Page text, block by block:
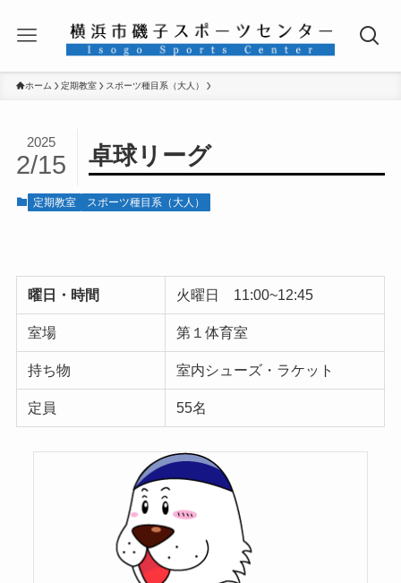
ホーム 定期教室 スポーツ種目系（大人）
卓球リーグ
2025
2/15
定期教室 スポーツ種目系（大人）
曜日・時間 火曜日 11:00~12:45
室場 第１体育室
持ち物 室内シューズ・ラケット
定員 55名